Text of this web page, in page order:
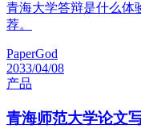
青海大学答辩是什么体
荐。
PaperGod
2033/04/08
产品
青海师范大学论文